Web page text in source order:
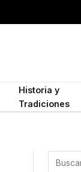
Historia y
Tradiciones